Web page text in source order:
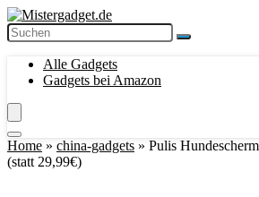
Alle Gadgets
Gadgets bei Amazon
Home » china-gadgets » Pulis
(statt 29,99€)